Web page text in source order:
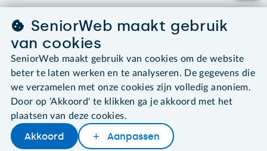
Later lezenDelen
SeniorWeb maakt gebruik
van cookies
SeniorWeb maakt gebruik van cookies om de website
beter te laten werken en te analyseren. De gegevens die
we verzamelen met onze cookies zijn volledig anoniem.
Door op 'Akkoord' te klikken ga je akkoord met het
plaatsen van deze cookies.
Akkoord Aanpassen